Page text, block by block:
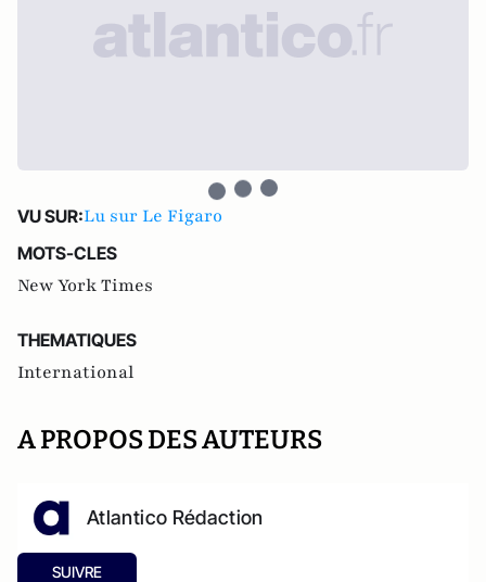
VU SUR:Lu sur Le Figaro
MOTS-CLES
New York Times
THEMATIQUES
International
A PROPOS DES AUTEURS
Atlantico Rédaction
SUIVRE